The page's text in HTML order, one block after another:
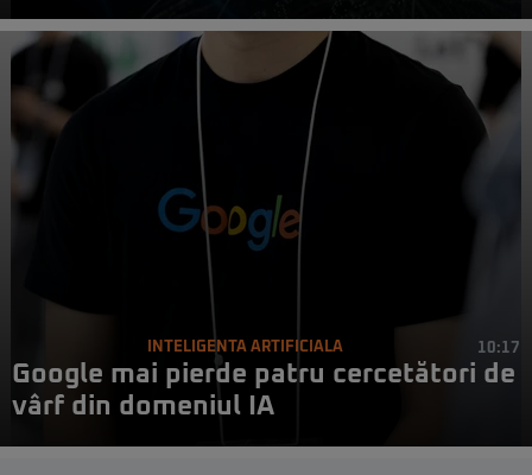
INTELIGENTA ARTIFICIALA 10:17
Google mai pierde patru cercetători de
vârf din domeniul IA